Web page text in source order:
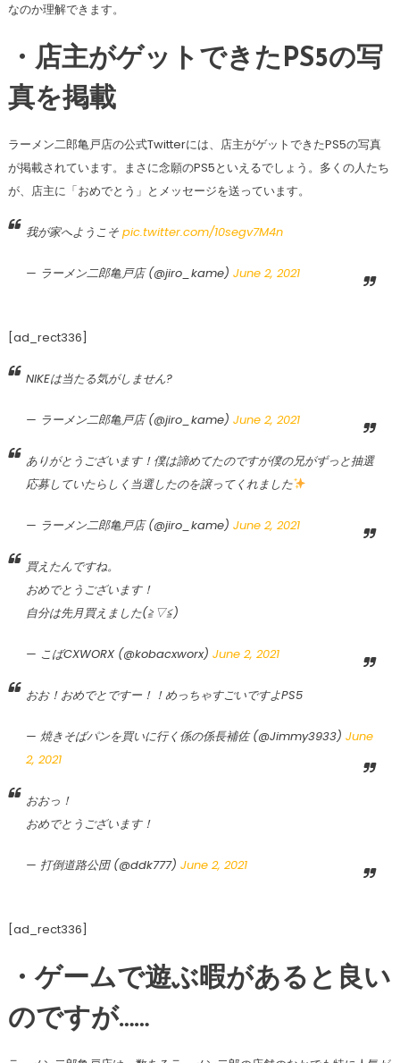
なのか理解できます。
・店主がゲットできたPS5の写
真を掲載
ラーメン二郎亀戸店の公式Twitterには、店主がゲットできたPS5の写真
が掲載されています。まさに念願のPS5といえるでしょう。多くの人たち
が、店主に「おめでとう」とメッセージを送っています。
我が家へようこそ pic.twitter.com/10segv7M4n
— ラーメン二郎亀戸店 (@jiro_kame) June 2, 2021
[ad_rect336]
NIKEは当たる気がしません?
— ラーメン二郎亀戸店 (@jiro_kame) June 2, 2021
ありがとうございます！僕は諦めてたのですが僕の兄がずっと抽選
応募していたらしく当選したのを譲ってくれました
— ラーメン二郎亀戸店 (@jiro_kame) June 2, 2021
買えたんですね。
おめでとうございます！
自分は先月買えました(≧▽≦)
— こばCXWORX (@kobacxworx) June 2, 2021
おお！おめでとですー！！めっちゃすごいですよPS5
— 焼きそばパンを買いに行く係の係長補佐 (@Jimmy3933) June
2, 2021
おおっ！
おめでとうございます！
— 打倒道路公団 (@ddk777) June 2, 2021
[ad_rect336]
・ゲームで遊ぶ暇があると良い
のですが……